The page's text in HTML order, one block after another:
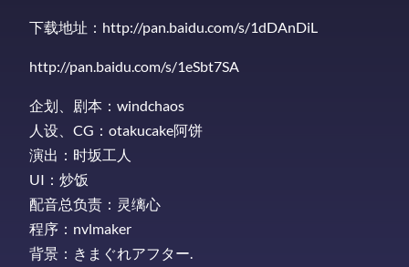
下载地址：http://pan.baidu.com/s/1dDAnDiL
http://pan.baidu.com/s/1eSbt7SA
企划、剧本：windchaos
人设、CG：otakucake阿饼
演出：时坂工人
UI：炒饭
配音总负责：灵缡心
程序：nvlmaker
背景：きまぐれアフター.